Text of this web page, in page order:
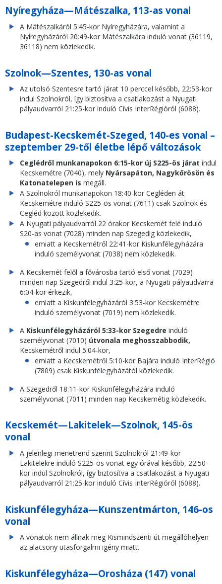
Nyíregyháza—Mátészalka, 113-as vonal
A Mátészalkáról 5:45-kor Nyíregyházára, valamint a
Nyíregyházáról 20:49-kor Mátészalkára induló vonat (36119,
36118) nem közlekedik.
Szolnok—Szentes, 130-as vonal
Az utolsó Szentesre tartó járat 10 perccel később, 22:53-kor
indul Szolnokról, így biztosítva a csatlakozást a Nyugati
pályaudvarról 21:25-kor induló Cívis InterRégióról (6088).
Budapest-Kecskemét-Szeged, 140-es vonal –
szeptember 29-től életbe lépő változások
Ceglédről munkanapokon 6:15-kor új S225-ös járat indul
Kecskemétre (7040), mely Nyársapáton, Nagykőrösön és
Katonatelepen is megáll.
A Szolnokról munkanapokon 18:40-kor Cegléden át
Kecskemétre induló S225-ös vonat (7611) csak Szolnok és
Cegléd között közlekedik.
A Nyugati pályaudvarról 22 órakor Kecskemét felé induló
S20-as vonat (7028) minden nap Szegedig közlekedik,
emiatt a Kecskemétről 22:41-kor Kiskunfélegyházára
induló személyvonat (7038) nem közlekedik.
A Kecskemét felől a fővárosba tartó első vonat (7029)
minden nap Szegedről indul 3:25-kor, a Nyugati pályaudvarra
6:04-kor érkezik,
emiatt a Kiskunfélegyházáról 3:53-kor Kecskemétre
induló személyvonat (7019) nem közlekedik.
A Kiskunfélegyházáról 5:33-kor Szegedre induló
személyvonat (7010) útvonala meghosszabbodik,
Kecskemétről indul 5:04-kor,
emiatt a Kecskemétről 5:10-kor Bajára induló InterRégió
(7809) csak Kiskunfélegyházától közlekedik.
A Szegedről 18:11-kor Kiskunfélegyházára induló
személyvonat (7011) minden nap Kecskemétig közlekedik.
Kecskemét—Lakitelek—Szolnok, 145-ös
vonal
A jelenlegi menetrend szerint Szolnokról 21:49-kor
Lakitelekre induló S225-ös vonat egy órával később, 22:50-
kor indul Szolnokról, így biztosítva a csatlakozást a Nyugati
pályaudvarról 21:25-kor induló Cívis InterRégióról (6088).
Kiskunfélegyháza—Kunszentmárton, 146-os
vonal
A vonatok nem állnak meg Kismindszenti út megállóhelyen
az alacsony utasforgalmi igény miatt.
Kiskunfélegyháza—Orosháza (147) vonal